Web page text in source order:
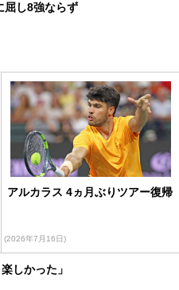
屈し8強ならず
アルカラス 4ヵ月ぶりツアー復帰
(2026年7月16日)
しかった」